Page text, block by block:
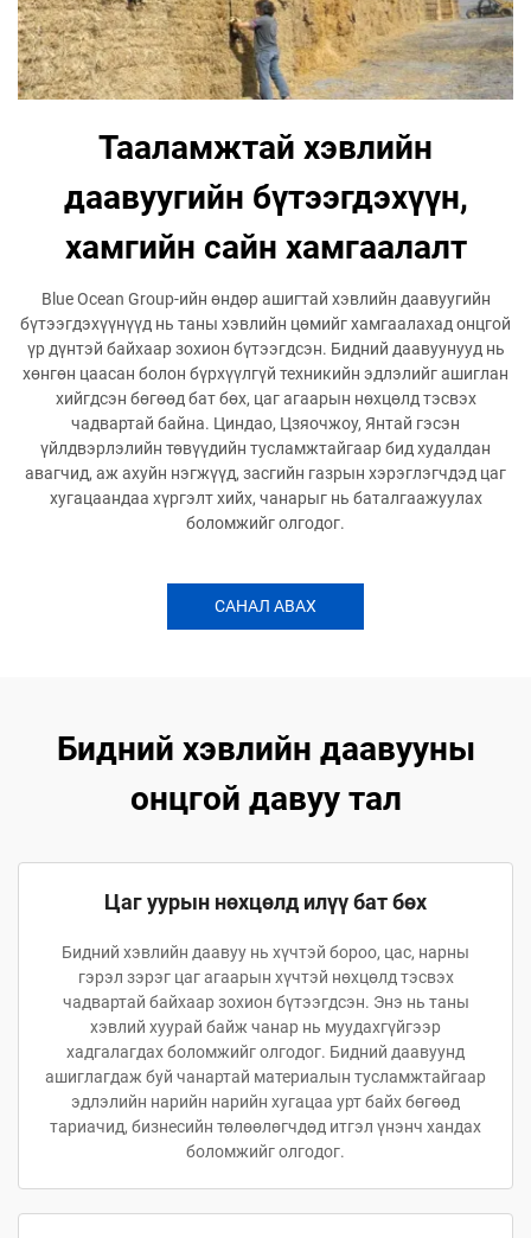
Тааламжтай хэвлийн
даавуугийн бүтээгдэхүүн,
хамгийн сайн хамгаалалт
Blue Ocean Group-ийн өндөр ашигтай хэвлийн даавуугийн
бүтээгдэхүүнүүд нь таны хэвлийн цөмийг хамгаалахад онцгой
үр дүнтэй байхаар зохион бүтээгдсэн. Бидний даавуунууд нь
хөнгөн цаасан болон бүрхүүлгүй техникийн эдлэлийг ашиглан
хийгдсэн бөгөөд бат бөх, цаг агаарын нөхцөлд тэсвэх
чадвартай байна. Циндао, Цзяочжоу, Янтай гэсэн
үйлдвэрлэлийн төвүүдийн тусламжтайгаар бид худалдан
авагчид, аж ахуйн нэгжүүд, засгийн газрын хэрэглэгчдэд цаг
хугацаандаа хүргэлт хийх, чанарыг нь баталгаажуулах
боломжийг олгодог.
САНАЛ АВАХ
Бидний хэвлийн даавууны
онцгой давуу тал
Цаг уурын нөхцөлд илүү бат бөх
Бидний хэвлийн даавуу нь хүчтэй бороо, цас, нарны
гэрэл зэрэг цаг агаарын хүчтэй нөхцөлд тэсвэх
чадвартай байхаар зохион бүтээгдсэн. Энэ нь таны
хэвлий хуурай байж чанар нь муудахгүйгээр
хадгалагдах боломжийг олгодог. Бидний даавуунд
ашиглагдаж буй чанартай материалын тусламжтайгаар
эдлэлийн нарийн нарийн хугацаа урт байх бөгөөд
тариачид, бизнесийн төлөөлөгчдөд итгэл үнэнч хандах
боломжийг олгодог.